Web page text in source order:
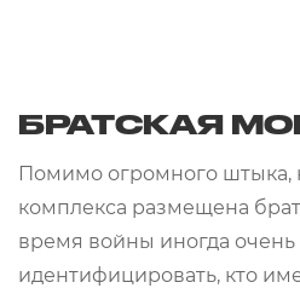
БРАТСКАЯ
Помимо огромного штыка,
комплекса размещена
время войны иногда
идентифицировать, кто